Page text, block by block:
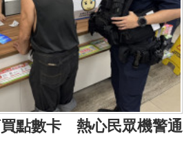
點數卡 熱心民眾機警通